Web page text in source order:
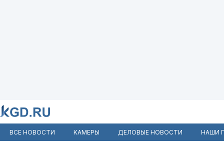
ВСЕ НОВОСТИ КАМЕРЫ ДЕЛОВЫЕ НОВОСТИ НАШИ